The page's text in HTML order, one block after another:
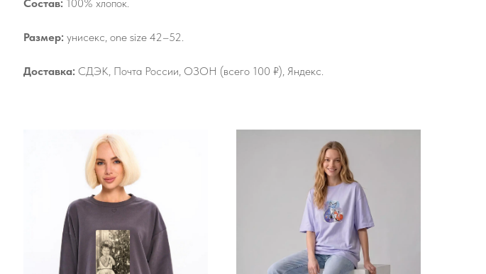
Состав: 100% хлопок.
Размер: унисекс, one size 42–52.
Доставка: СДЭК, Почта России, ОЗОН (всего 100 ₽), Яндекс.